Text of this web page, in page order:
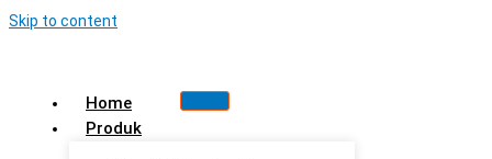
Skip to content
Home
Produk